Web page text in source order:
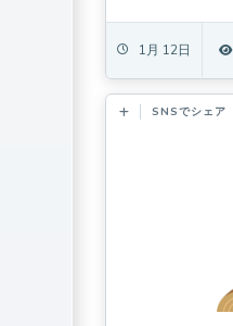
1月 12日
SNSでシェア